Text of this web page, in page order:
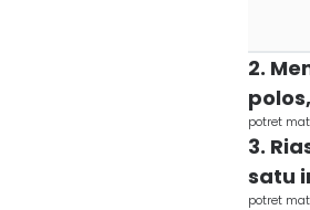
2.
potret
3.
satu
potret